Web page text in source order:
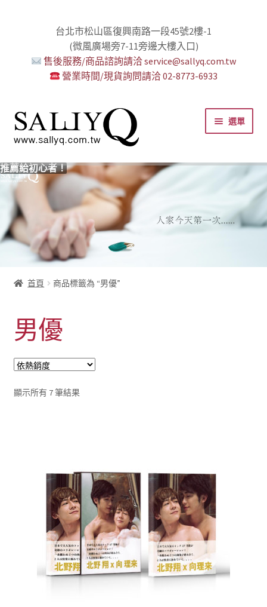
台北市松山區復興南路一段45號2樓-1
(微風廣場旁7-11旁邊大樓入口)
售後服務/商品諮詢請洽 service@sallyq.com.tw
營業時間/現貨詢問請洽 02-8773-6933
跳
至
導
列
跳
至
主
內
容
選單
推薦給初心者！
用藥三分毒！
絕對拘束、絕對快感！
野外調教專區請點我！
零卡分期小額支付!
高潮小哥哥！
免下車也可以購物！
時尚真皮Ｋ金手腳環+短鏈
K金綺娜情趣時尚組
嘗試輕柔的SM，你要一起嗎？
Bess2 買1送4毫無冷場！
免洗潤滑 快適生活提案者
小兔乳夾 遠端遙控想壞壞！
雙悅彎 建立你的多重高潮宇宙！
蜜穴攪拌棒 瞄準性感的私密區域
男人，也該犒賞自己了！
門市消費送時尚收納包
出貨調整公告
人氣男優情慾寫真
SallyQ老師客製化語音服務
首頁 商品標籤為 “男優”
男優
顯示所有 7 筆結果依